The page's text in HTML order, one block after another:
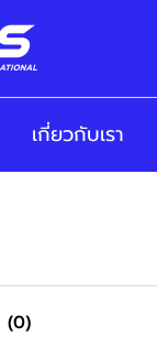
เกี่ยวกับเรา
(0)